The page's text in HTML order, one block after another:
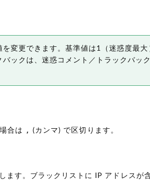
変更できます。基準値は1（迷惑度最
ックは、迷惑コメント／トラックバッ
合は , (カンマ) で区切ります。
す。ブラックリストに IP アドレスが